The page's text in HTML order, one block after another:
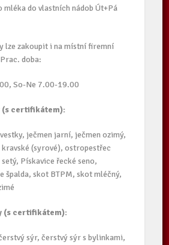
mléka do vlastních nádob Út+Pá
lze zakoupit i na místní firemní
doba:
So-Ne 7.00-19.00
(s certifikátem):
ječmen jarní, ječmen ozimý,
(syrové), ostropestřec
Pískavice řecké seno,
špalda, skot BTPM, skot mléčný,
(s certifikátem):
sýr, čerstvý sýr s bylinkami,